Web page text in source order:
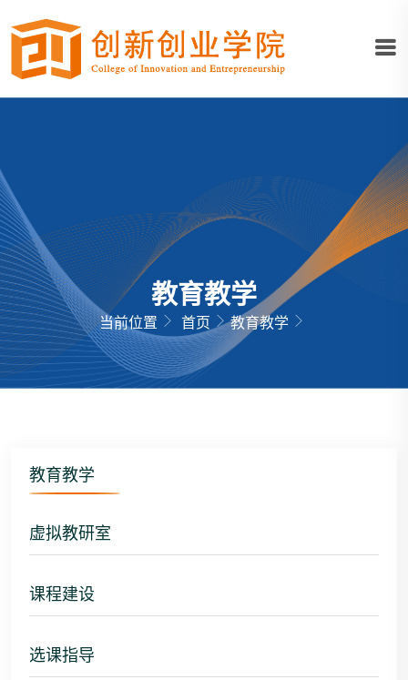
教育教学
当前位置 首页 教育教学
教育教学
虚拟教研室
课程建设
选课指导